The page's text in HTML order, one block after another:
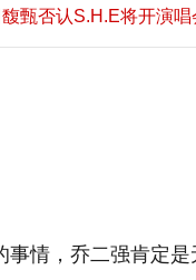
馥甄否认S.H.E将开演
11:08
甄否认S.H.E将开演
情，乔二强肯定